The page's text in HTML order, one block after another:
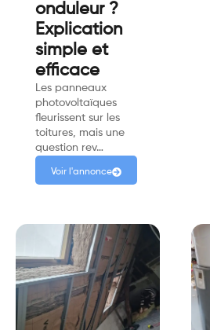
onduleur ?
Explication
simple et
efficace
Les panneaux
photovoltaïques
fleurissent sur les
toitures, mais une
question rev…
Voir l'annonce